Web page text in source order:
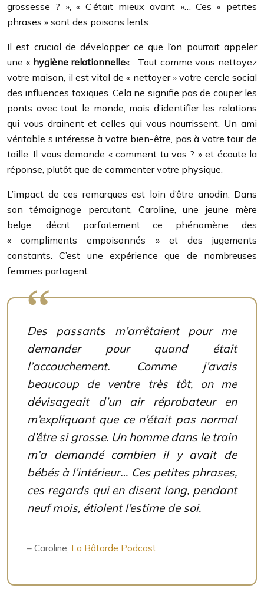
grossesse ? », « C’était mieux avant »… Ces « petites
phrases » sont des poisons lents.
Il est crucial de développer ce que l’on pourrait appeler
une « hygiène relationnelle« . Tout comme vous nettoyez
votre maison, il est vital de « nettoyer » votre cercle social
des influences toxiques. Cela ne signifie pas de couper les
ponts avec tout le monde, mais d’identifier les relations
qui vous drainent et celles qui vous nourrissent. Un ami
véritable s’intéresse à votre bien-être, pas à votre tour de
taille. Il vous demande « comment tu vas ? » et écoute la
réponse, plutôt que de commenter votre physique.
L’impact de ces remarques est loin d’être anodin. Dans
son témoignage percutant, Caroline, une jeune mère
belge, décrit parfaitement ce phénomène des
« compliments empoisonnés » et des jugements
constants. C’est une expérience que de nombreuses
femmes partagent.
Des passants m’arrêtaient pour me
demander pour quand était
l’accouchement. Comme j’avais
beaucoup de ventre très tôt, on me
dévisageait d’un air réprobateur en
m’expliquant que ce n’était pas normal
d’être si grosse. Un homme dans le train
m’a demandé combien il y avait de
bébés à l’intérieur… Ces petites phrases,
ces regards qui en disent long, pendant
neuf mois, étiolent l’estime de soi.
– Caroline, La Bâtarde Podcast